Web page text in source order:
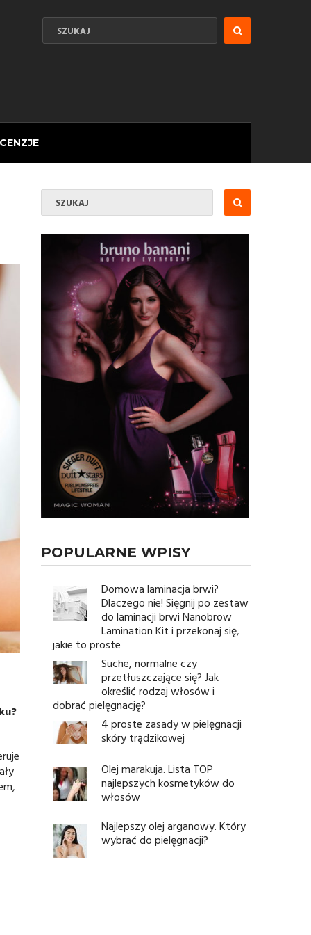
POPULARNE WPISY
Domowa laminacja brwi?
Dlaczego nie! Sięgnij po zestaw
do laminacji brwi Nanobrow
Lamination Kit i przekonaj się,
jakie to proste
Suche, normalne czy
przetłuszczające się? Jak
określić rodzaj włosów i
dobrać pielęgnację?
4 proste zasady w pielęgnacji
skóry trądzikowej
Olej marakuja. Lista TOP
najlepszych kosmetyków do
włosów
Najlepszy olej arganowy. Który
wybrać do pielęgnacji?